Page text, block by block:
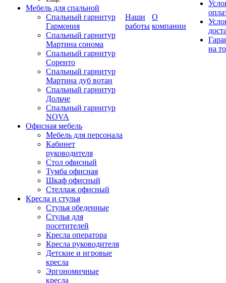
Мебель для спальной
Спальный гарнитур
Гармония
Спальный гарнитур
Мартина сонома
Спальный гарнитур
Соренто
Спальный гарнитур
Мартина дуб вотан
Спальный гарнитур
Дольче
Спальный гарнитур
NOVA
Офисная мебель
Мебель для персонала
Кабинет
руководителя
Стол офисный
Тумба офисная
Шкаф офисный
Стеллаж офисный
Кресла и стулья
Стулья обеденные
Стулья для
посетителей
Кресла оператора
Кресла руководителя
Детские и игровые
кресла
Эргономичные
кресла
Наши
работы
О
компании
на